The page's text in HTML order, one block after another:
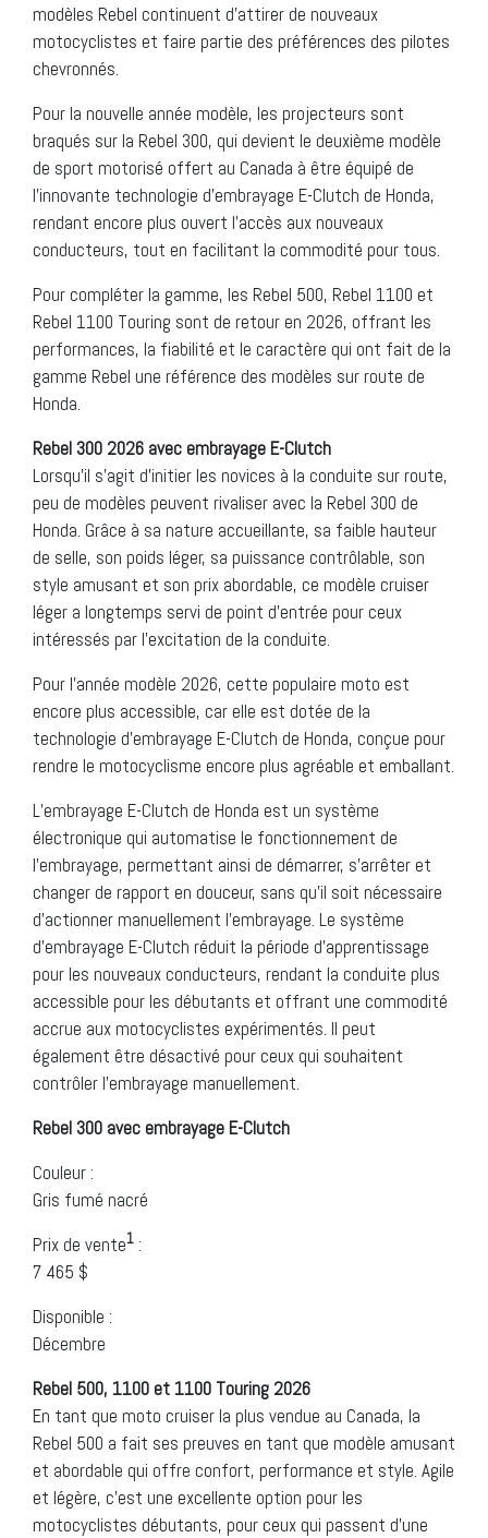
modèles Rebel continuent d’attirer de nouveaux
motocyclistes et faire partie des préférences des pilotes
chevronnés.
Pour la nouvelle année modèle, les projecteurs sont
braqués sur la Rebel 300, qui devient le deuxième modèle
de sport motorisé offert au Canada à être équipé de
l’innovante technologie d’embrayage E-Clutch de Honda,
rendant encore plus ouvert l’accès aux nouveaux
conducteurs, tout en facilitant la commodité pour tous.
Pour compléter la gamme, les Rebel 500, Rebel 1100 et
Rebel 1100 Touring sont de retour en 2026, offrant les
performances, la fiabilité et le caractère qui ont fait de la
gamme Rebel une référence des modèles sur route de
Honda.
Rebel 300 2026 avec embrayage E-Clutch
Lorsqu’il s’agit d’initier les novices à la conduite sur route,
peu de modèles peuvent rivaliser avec la Rebel 300 de
Honda. Grâce à sa nature accueillante, sa faible hauteur
de selle, son poids léger, sa puissance contrôlable, son
style amusant et son prix abordable, ce modèle cruiser
léger a longtemps servi de point d’entrée pour ceux
intéressés par l’excitation de la conduite.
Pour l’année modèle 2026, cette populaire moto est
encore plus accessible, car elle est dotée de la
technologie d’embrayage E-Clutch de Honda, conçue pour
rendre le motocyclisme encore plus agréable et emballant.
L’embrayage E-Clutch de Honda est un système
électronique qui automatise le fonctionnement de
l’embrayage, permettant ainsi de démarrer, s’arrêter et
changer de rapport en douceur, sans qu’il soit nécessaire
d’actionner manuellement l’embrayage. Le système
d’embrayage E-Clutch réduit la période d’apprentissage
pour les nouveaux conducteurs, rendant la conduite plus
accessible pour les débutants et offrant une commodité
accrue aux motocyclistes expérimentés. Il peut
également être désactivé pour ceux qui souhaitent
contrôler l’embrayage manuellement.
Rebel 300 avec embrayage E-Clutch
Couleur :
Gris fumé nacré
Prix de vente1 :
7 465 $
Disponible :
Décembre
Rebel 500, 1100 et 1100 Touring 2026
En tant que moto cruiser la plus vendue au Canada, la
Rebel 500 a fait ses preuves en tant que modèle amusant
et abordable qui offre confort, performance et style. Agile
et légère, c’est une excellente option pour les
motocyclistes débutants, pour ceux qui passent d’une